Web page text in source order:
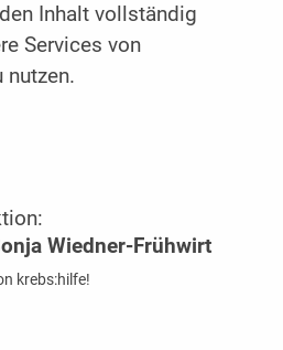
Inhalt vollständig
Services von
nutzen.
Wiedner-Frühwirt
krebs:hilfe!